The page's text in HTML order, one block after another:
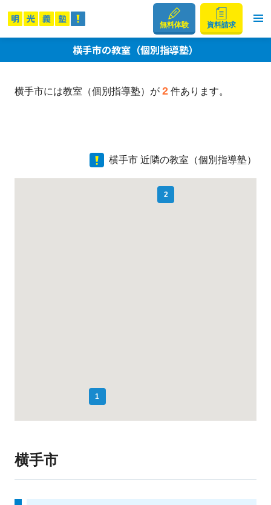
無料体験 資料請求
横手市の教室（個別指導塾）
横手市には教室（個別指導塾）が 2件あります。
横手市 近隣の教室（個別指導塾）
2
1
横手市